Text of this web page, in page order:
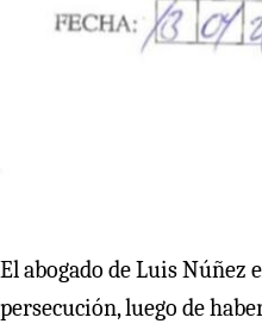
El abogado de Luis Núñez
persecución, luego de